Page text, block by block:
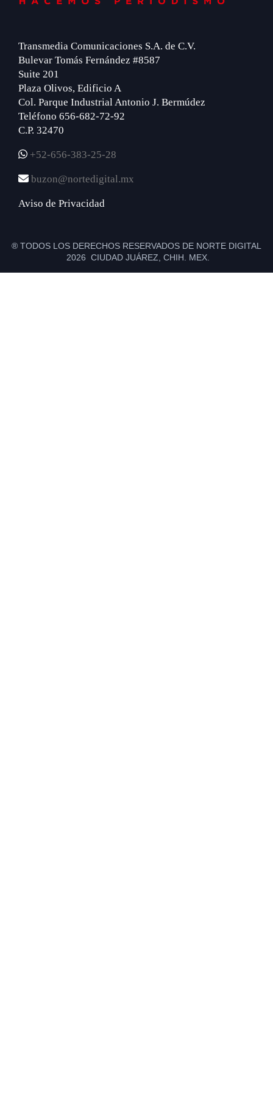
Transmedia Comunicaciones S.A. de C.V.
Bulevar Tomás Fernández #8587
Suite 201
Plaza Olivos, Edificio A
Col. Parque Industrial Antonio J. Bermúdez
Teléfono 656-682-72-92
C.P. 32470
+52-656-383-25-28
buzon@nortedigital.mx
Aviso de Privacidad
® TODOS LOS DERECHOS RESERVADOS DE NORTE DIGITAL
2026 CIUDAD JUÁREZ, CHIH. MEX.